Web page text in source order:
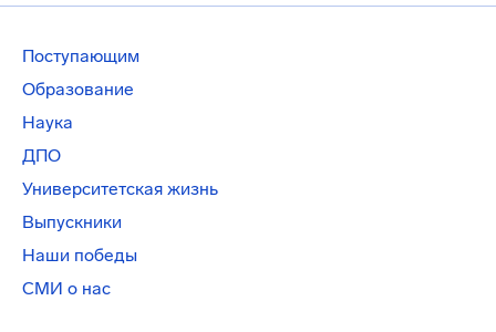
Поступающим
Образование
Наука
ДПО
Университетская жизнь
Выпускники
Наши победы
СМИ о нас